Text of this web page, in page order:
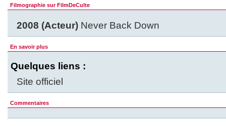
Filmographie sur FilmDeCulte
2008 (Acteur) Never Back Down
En savoir plus
Quelques liens :
Site officiel
Commentaires